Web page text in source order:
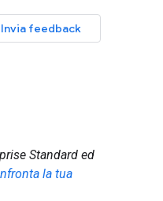
Invia feedback
Standard ed
la tua